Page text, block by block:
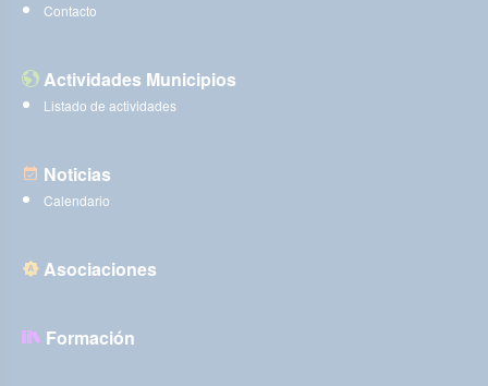
Contacto
Actividades Municipios
Listado de actividades
Noticias
Calendario
Asociaciones
Formación